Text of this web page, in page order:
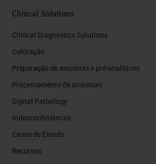
Clinical Solutions
Clinical Diagnostics Solutions
Coloração
Preparação de amostras e pré-analíticos
Processamento de amostras
Digital Pathology
Videoconferências
Casos de Estudo
Recursos